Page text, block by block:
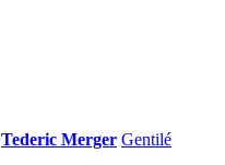
Tederic Merger Gentilé